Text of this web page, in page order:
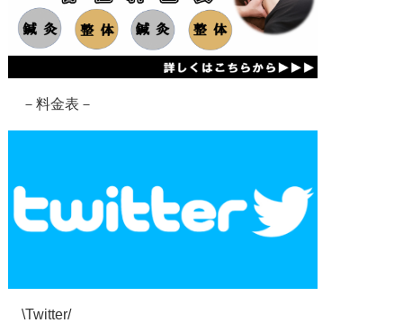
－料金表－
\Twitter/